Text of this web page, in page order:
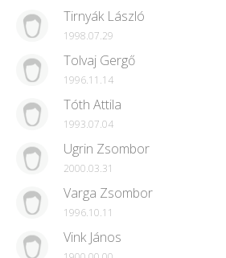
Tirnyák László
1998.07.29
Tolvaj Gergő
1996.11.14
Tóth Attila
1993.07.04
Ugrin Zsombor
2000.03.31
Varga Zsombor
1996.10.11
Vink János